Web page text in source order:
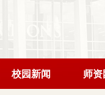
校园新闻 师资